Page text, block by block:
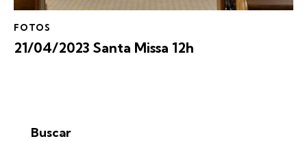
FOTOS
21/04/2023 Santa Missa 12h
Buscar